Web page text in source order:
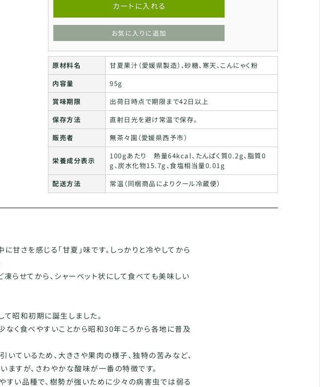
カートに入れる
お気に入りに追加
原材料名
甘夏果汁（愛媛県製造）、砂糖、寒天、こんにゃく粉
内容量
95g
賞味期限
出荷日時点で期限まで42日以上
保存方法
直射日光を避け常温で保存。
販売者
無茶々園（愛媛県西予市）
栄養成分表示
100gあたり 熱量64kcal、たんぱく質0.2g、脂質0
g、炭水化物15.7g、食塩相当量0.01g
配送方法
常温（同梱商品によりクール冷蔵便）
甘さを感じる「甘夏」味です。しっかりと冷やしてから
らせてから、シャーベット状にして食べても美味しい
て昭和初期に誕生しました。
なく食べやすいことから昭和30年ころから各地に普及
いているため、大きさや果肉の様子、独特の苦みなど、
ますが、さわやかな酸味が一番の特徴です。
すい品種で、樹勢が強いために少々の病害虫では弱る